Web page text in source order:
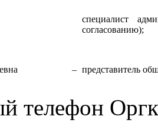
специалист
согласованию);
– представитель
телефон